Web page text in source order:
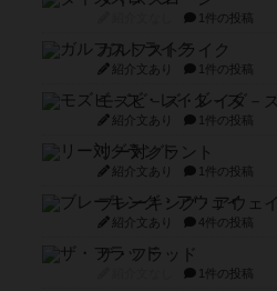
1件の投稿
ガルフストライク
紹介文あり 1件の投稿
モズビ－ズ・レイダ－ズ
紹介文あり 1件の投稿
リー対グラント
紹介文あり 1件の投稿
ブレーキング・アウェイ
紹介文あり 4件の投稿
ザ・フラッド
1件の投稿